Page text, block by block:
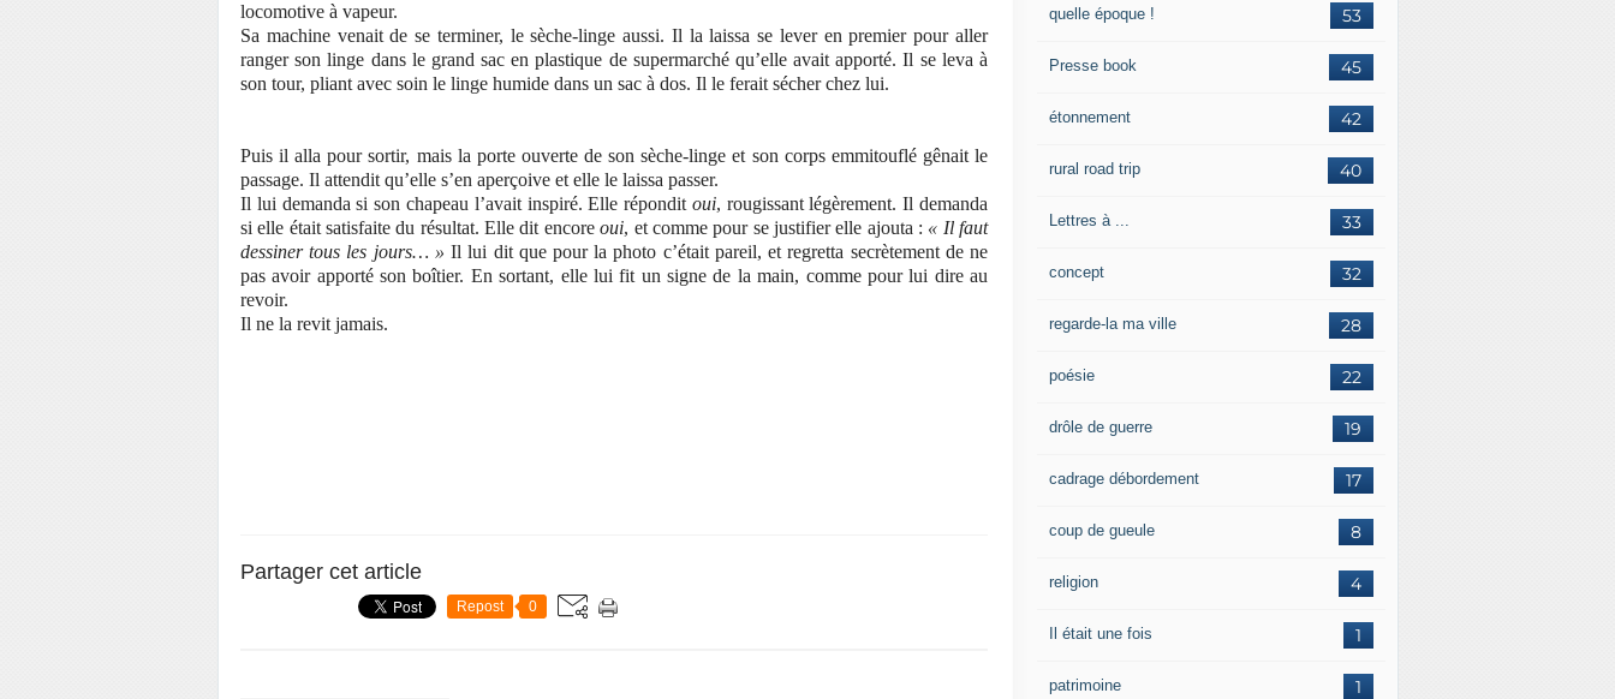
locomotive à vapeur.
Sa machine venait de se terminer, le sèche-linge aussi. Il la laissa se lever en premier pour aller
ranger son linge dans le grand sac en plastique de supermarché qu’elle avait apporté. Il se leva à
son tour, pliant avec soin le linge humide dans un sac à dos. Il le ferait sécher chez lui.
Puis il alla pour sortir, mais la porte ouverte de son sèche-linge et son corps emmitouflé gênait le
passage. Il attendit qu’elle s’en aperçoive et elle le laissa passer.
Il lui demanda si son chapeau l’avait inspiré. Elle répondit oui, rougissant légèrement. Il demanda
si elle était satisfaite du résultat. Elle dit encoreoui, et comme pour se justifier elle ajouta : « Il faut
dessiner tous les jours… » Il lui dit que pour la photo c’était pareil, et regretta secrètement de ne
pas avoir apporté son boîtier. En sortant, elle lui fit un signe de la main, comme pour lui dire au
revoir.
Il ne la revit jamais.
Partager cet article
Repost 0
53
quelle époque !
45
Presse book
42
étonnement
40
rural road trip
33
Lettres à ...
32
concept
28
regarde-la ma ville
22
poésie
19
drôle de guerre
17
cadrage débordement
8
coup de gueule
4
religion
1
Il était une fois
1
patrimoine